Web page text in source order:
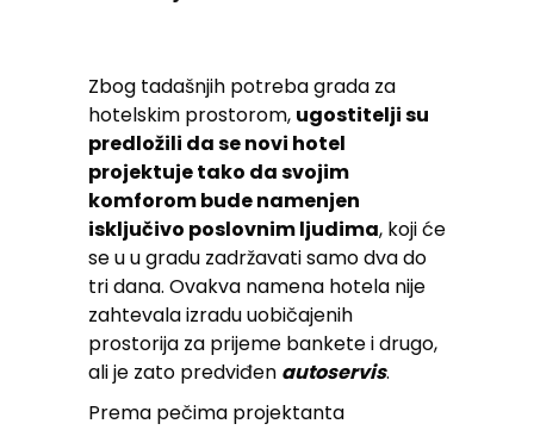
Zbog tadašnjih potreba grada za
hotelskim prostorom, ugostitelji su
predložili da se novi hotel
projektuje tako da svojim
komforom bude namenjen
isključivo poslovnim ljudima, koji će
se u u gradu zadržavati samo dva do
tri dana. Ovakva namena hotela nije
zahtevala izradu uobičajenih
prostorija za prijeme bankete i drugo,
ali je zato predviđen autoservis.
Prema pečima projektanta